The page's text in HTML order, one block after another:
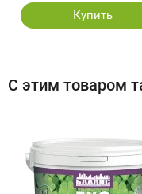
Купить
С этим товаром